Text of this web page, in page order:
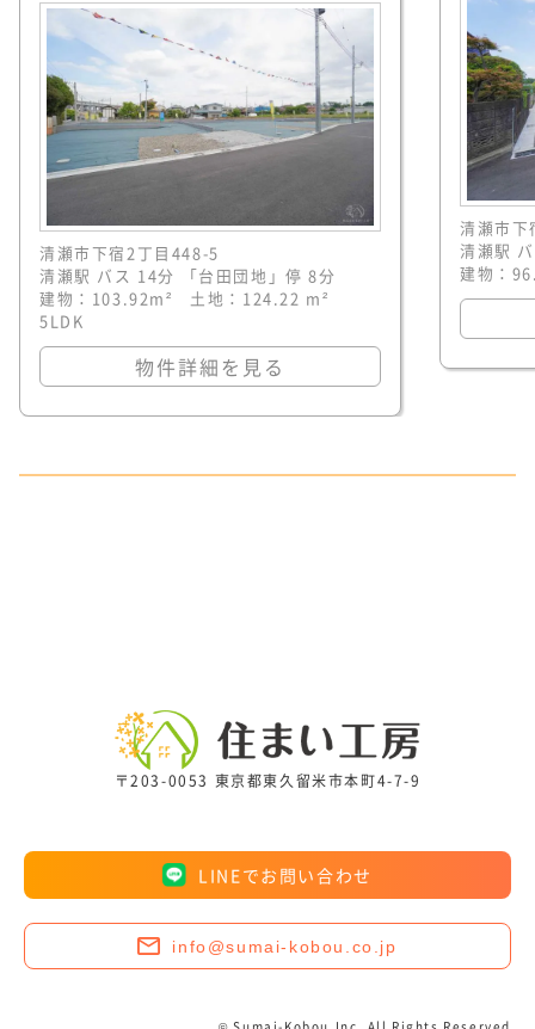
清瀬市下宿2丁目448-5
清瀬駅 バス 14分 「台田団地」停 8分
建物：103.92m² 土地：124.22 m²
5LDK
物件詳細を見る
清瀬市
清瀬駅
建物：
〒203-0053 東京都東久留米市本町4-7-9
LINEでお問い合わせ
info@sumai-kobou.co.jp